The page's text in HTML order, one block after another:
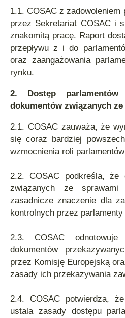
1.1. COSAC z zadowoleniem
przez Sekretariat COSAC i
znakomitą pracę. Raport
przepływu z i do
oraz zaangażowania
rynku.
2. Dostęp
dokumentów związanych
2.1. COSAC zauważa, że
się coraz bardziej
wzmocnienia roli
2.2. COSAC podkreśla, że
związanych ze
zasadnicze znaczenie dla
kontrolnych przez parlamenty
2.3. COSAC
dokumentów
przez Komisję Europejską
zasady ich przekazywania
2.4. COSAC potwierdza,
ustala zasady dostępu